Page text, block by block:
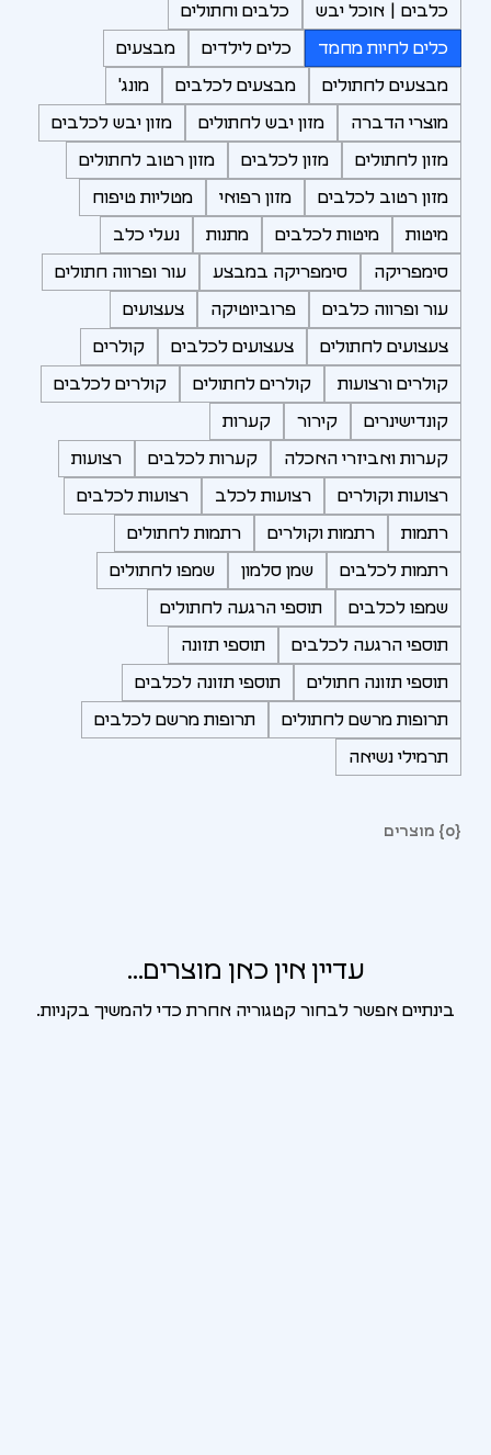
כלבים | אוכל יבש כלבים וחתולים
כלים לחיות מחמד כלים לילדים מבצעים
מבצעים לחתולים מבצעים לכלבים מונג'
מוצרי הדברה מזון יבש לחתולים מזון יבש לכלבים
מזון לחתולים מזון לכלבים מזון רטוב לחתולים
מזון רטוב לכלבים מזון רפואי מטליות טיפוח
מיטות מיטות לכלבים מתנות נעלי כלב
סימפריקה סימפריקה במבצע עור ופרווה חתולים
עור ופרווה כלבים פרוביוטיקה צעצועים
צעצועים לחתולים צעצועים לכלבים קולרים
קולרים ורצועות קולרים לחתולים קולרים לכלבים
קונדישינרים קירור קערות
קערות ואביזרי האכלה קערות לכלבים רצועות
רצועות וקולרים רצועות לכלב רצועות לכלבים
רתמות רתמות וקולרים רתמות לחתולים
רתמות לכלבים שמן סלמון שמפו לחתולים
שמפו לכלבים תוספי הרגעה לחתולים
תוספי הרגעה לכלבים תוספי תזונה
תוספי תזונה חתולים תוספי תזונה לכלבים
תרופות מרשם לחתולים תרופות מרשם לכלבים
תרמילי נשיאה
{0} מוצרים
עדיין אין כאן מוצרים...
בינתיים אפשר לבחור קטגוריה אחרת כדי להמשיך בקניות.